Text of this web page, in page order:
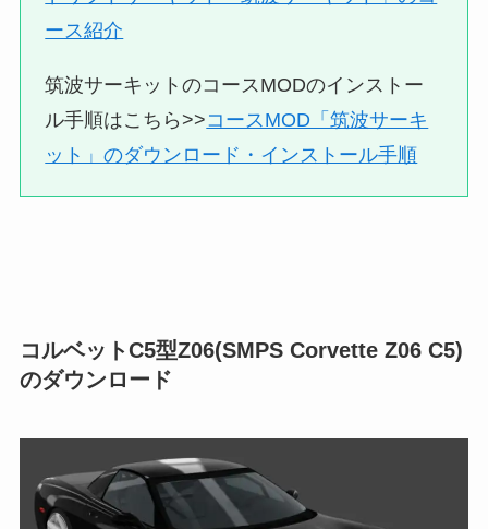
ース紹介
筑波サーキットのコースMODのインストー
ル手順はこちら>>コースMOD「筑波サーキ
ット」のダウンロード・インストール手順
コルベットC5型Z06(SMPS Corvette Z06 C5)
のダウンロード